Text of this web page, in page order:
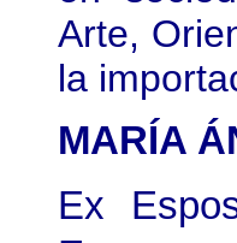
Arte,
la
MARÍA
Ex